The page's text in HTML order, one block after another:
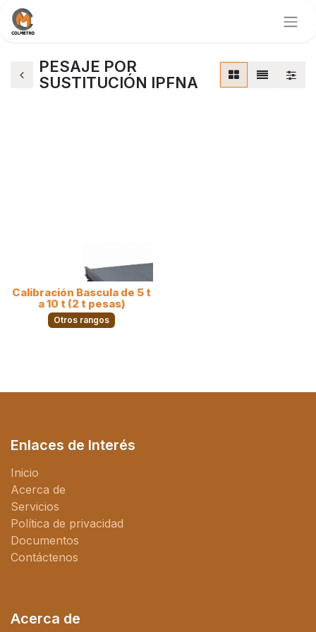
PESAJE POR
SUSTITUCIÓN IPFNA
Calibración Bascula de 5 t
a 10 t (2 t pesas)
Otros rangos
Enlaces de Interés
Inicio
Acerca de
Servicios
Política de privacidad
Documentos
Contáctenos
Acerca de